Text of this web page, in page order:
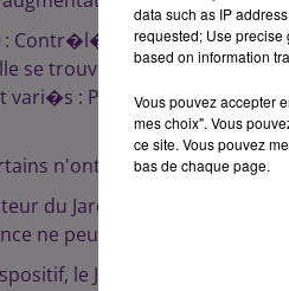
: Contr�l� par des
se trouve le spectateur. Des
vari�s : Pr�histoire, histoire,
n'ont pas acc�der aux
du Jardin nous "conseille
ne peut acceuillir qu'une
le Jardin des
data such as IP
requested; Use precise
based on information
Vous pouvez accepter
mes choix". Vous
ce site. Vous pouvez
bas de chaque page.